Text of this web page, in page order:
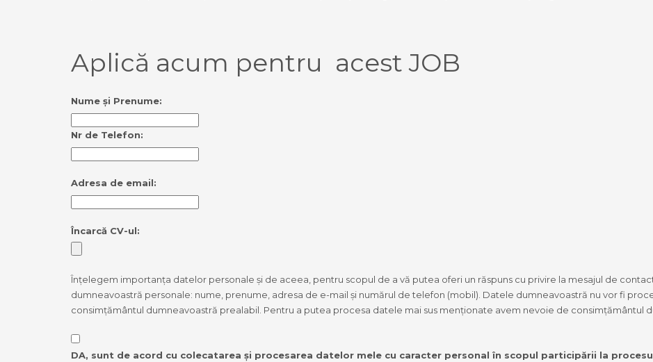
Aplică acum pentru acest JOB
Nume și Prenume:
Nr de Telefon:
Adresa de email:
Încarcă CV-ul:
Înțelegem importanța datelor personale și de aceea, pentru scopul de a vă putea oferi un răspuns cu privire la mesajul de
dumneavoastră personale: nume, prenume, adresa de e-mail și numărul de telefon (mobil). Datele dumneavoastră nu vor fi
consimțământul dumneavoastră prealabil. Pentru a putea procesa datele mai sus menționate avem nevoie de consimțământul
DA, sunt de acord cu colecatarea și procesarea datelor mele cu caracter personal în scopul participării la